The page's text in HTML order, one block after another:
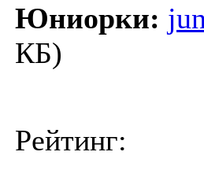
Юниорки:
КБ)
Рейтинг: